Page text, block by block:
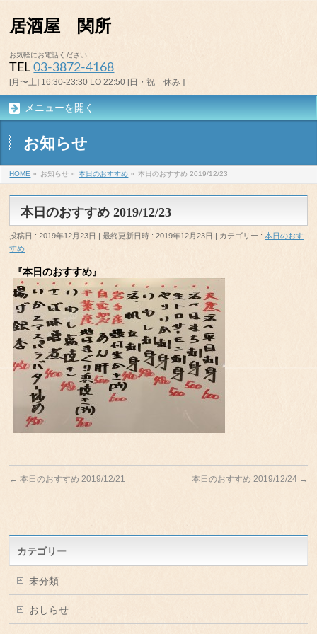
居酒屋 関所
お気軽にお電話ください
TEL03-3872-4168
[月〜土] 16:30-23:30 LO 22:50 [日・祝 休み ]
メニューを開く
お知らせ
HOME » お知らせ » 本日のおすすめ » 本日のおすすめ 2019/12/23
本日のおすすめ 2019/12/23
投稿日 : 2019年12月23日 最終更新日時 : 2019年12月23日 カテゴリー :本日のおす
すめ
『本日のおすすめ』
← 本日のおすすめ 2019/12/21 本日のおすすめ 2019/12/24 →
カテゴリー
未分類
おしらせ